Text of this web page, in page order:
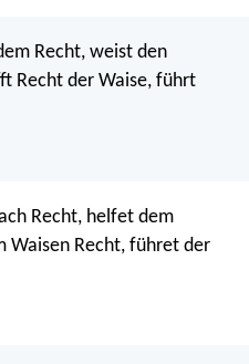
Recht, weist den
Recht der Waise, führt
Recht, helfet dem
Waisen Recht, führet der